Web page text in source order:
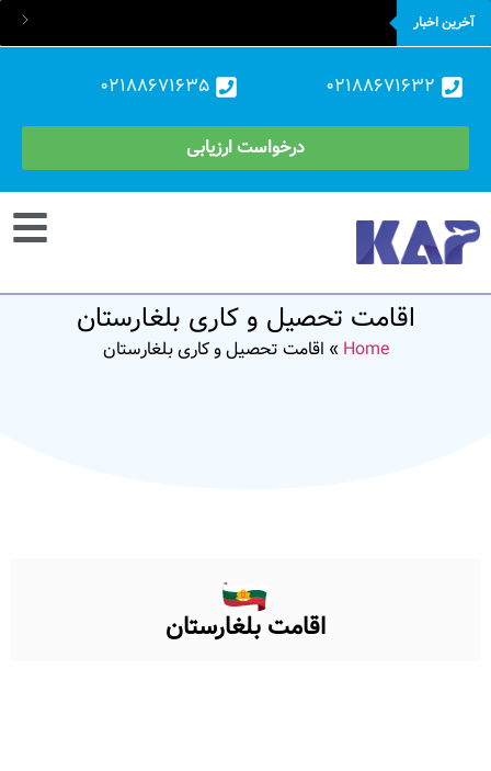
آخرین اخبار
02188671632
02188671635
درخواست ارزیابی
اقامت تحصیل و کاری بلغارستان
Home
» اقامت تحصیل و کاری بلغارستان
اقامت بلغارستان